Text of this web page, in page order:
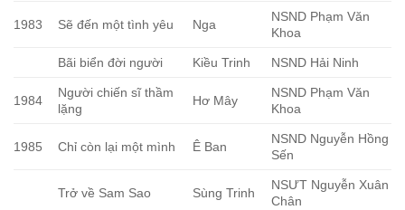
1983 Sẽ đến một tình yêu Nga
NSND Phạm Văn
Khoa
Bãi biển đời người Kiều Trinh NSND Hải Ninh
1984
Người chiến sĩ thầm
lặng
Hơ Mây
NSND Phạm Văn
Khoa
1985 Chỉ còn lại một mình Ê Ban
NSND Nguyễn Hồng
Sến
Trở về Sam Sao Sùng Trinh
NSƯT Nguyễn Xuân
Chân